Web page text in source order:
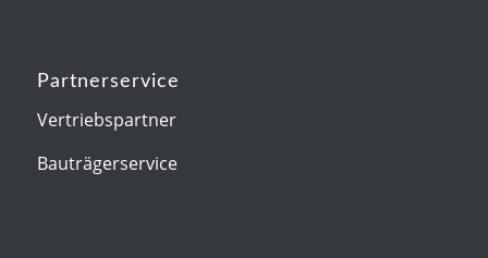
Partnerservice
Vertriebspartner
Bauträgerservice